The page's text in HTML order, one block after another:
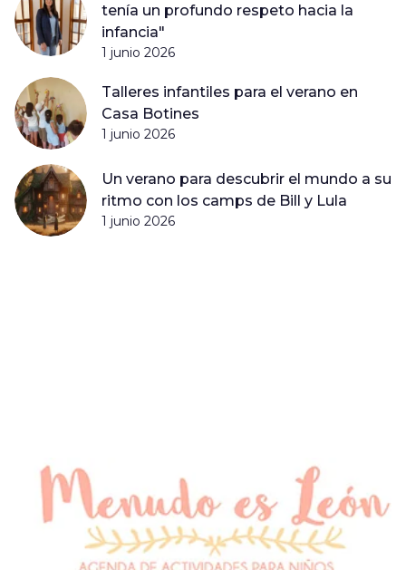
tenía un profundo respeto hacia la
infancia"
1 junio 2026
Talleres infantiles para el verano en
Casa Botines
1 junio 2026
Un verano para descubrir el mundo a su
ritmo con los camps de Bill y Lula
1 junio 2026